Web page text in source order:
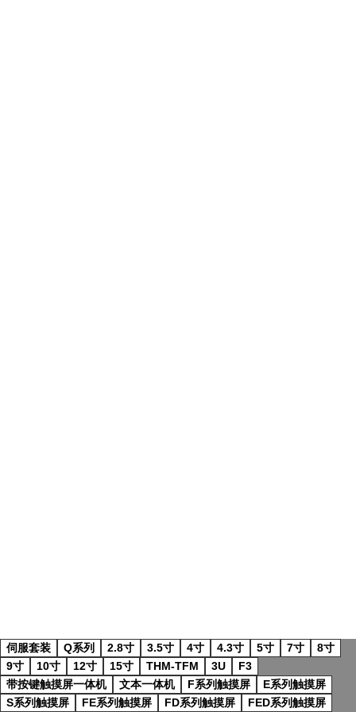
伺服套装 Q系列 2.8寸 3.5寸 4寸 4.3寸 5寸 7寸
8寸
9寸
10寸 12寸 15寸 THM-TFM 3U
F3
带按键触摸屏一体机
文本一体机 F系列触摸屏
E系列触摸屏
S系列触摸屏
FE系列触摸屏 FD系列触摸屏 FED系列触摸屏